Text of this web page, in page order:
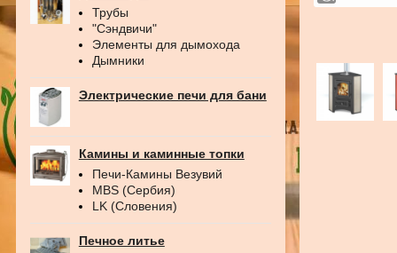
Трубы
"Сэндвичи"
Элементы для дымохода
Дымники
Электрические печи для бани
Камины и каминные топки
Печи-Камины Везувий
MBS (Сербия)
LK (Словения)
Печное литье